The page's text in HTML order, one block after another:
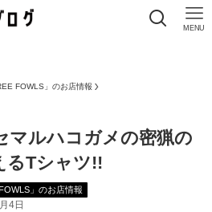
MENU
FOWLS」のお店情報
マルハコガメの密猟の
るTシャツ!!
」のお店情報
4日